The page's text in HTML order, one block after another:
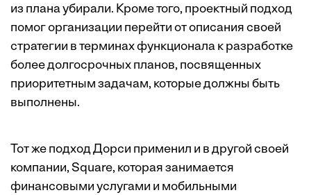
из плана убирали. Кроме того, проектный подход
помог организации перейти от описания своей
стратегии в терминах функционала к разработке
более долгосрочных планов, посвященных
приоритетным задачам, которые должны быть
выполнены.
Тот же подход Дорси применил и в другой своей
компании, Square, которая занимается
финансовыми услугами и мобильными